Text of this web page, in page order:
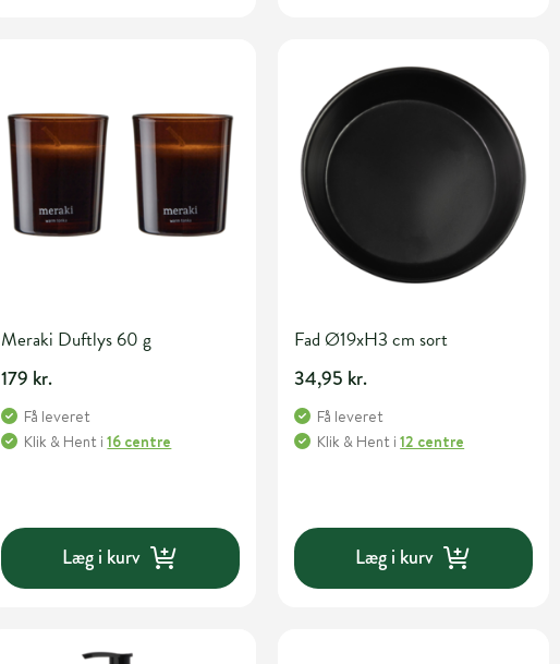
Meraki Duftlys 60 g
179 kr.
Få leveret
Klik & Hent i16 centre
Læg i kurv
Fad Ø19xH3 cm sort
34,95 kr.
Få leveret
Klik & Hent i12 centre
Læg i kurv